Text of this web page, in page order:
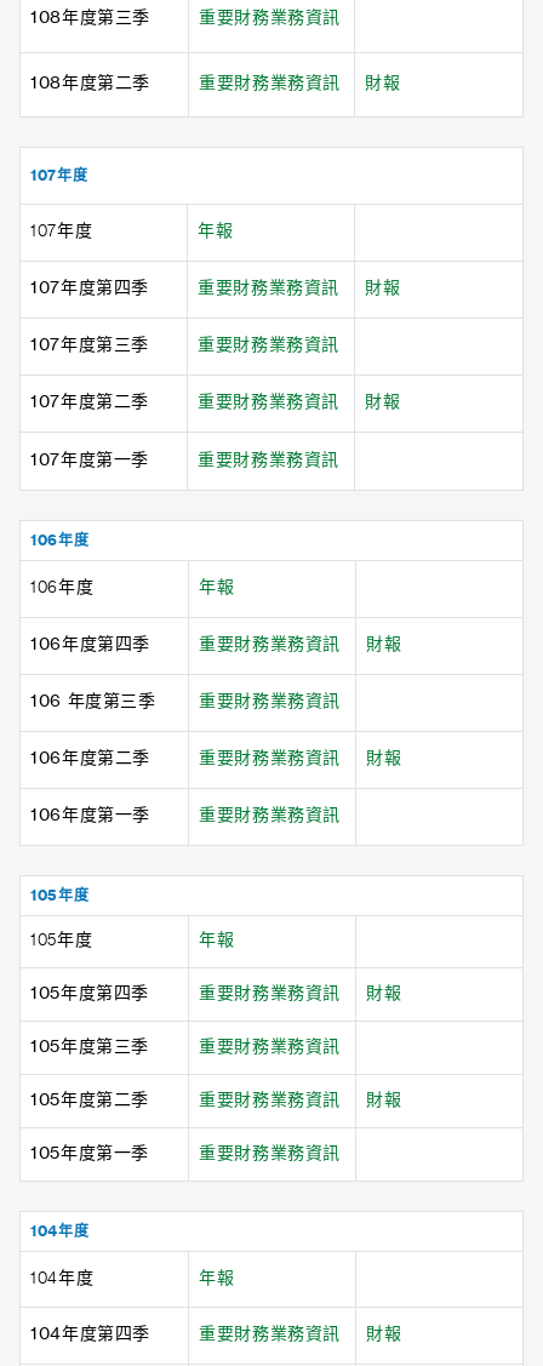
108年度第三季 重要財務業務資訊
108年度第二季 重要財務業務資訊 財報
107年度
107年度 年報
107年度第四季 重要財務業務資訊 財報
107年度第三季 重要財務業務資訊
107年度第二季 重要財務業務資訊 財報
107年度第一季 重要財務業務資訊
106年度
106年度 年報
106年度第四季 重要財務業務資訊 財報
106 年度第三季 重要財務業務資訊
106年度第二季 重要財務業務資訊 財報
106年度第一季 重要財務業務資訊
105年度
105年度 年報
105年度第四季 重要財務業務資訊 財報
105年度第三季 重要財務業務資訊
105年度第二季 重要財務業務資訊 財報
105年度第一季 重要財務業務資訊
104年度
104年度 年報
104年度第四季 重要財務業務資訊 財報